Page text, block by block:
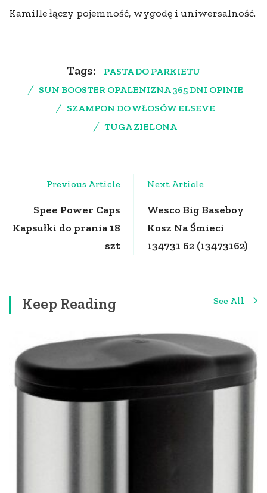
Kamille łączy pojemność, wygodę i uniwersalność.
Tags:
PASTA DO PARKIETU
SUN BOOSTER OPALENIZNA 365 DNI OPINIE
SZAMPON DO WŁOSÓW ELSEVE
TUGA ZIELONA
Previous Article
Spee Power Caps
Kapsułki do prania 18
szt
Next Article
Wesco Big Baseboy
Kosz Na Śmieci
134731 62 (13473162)
Keep Reading See All